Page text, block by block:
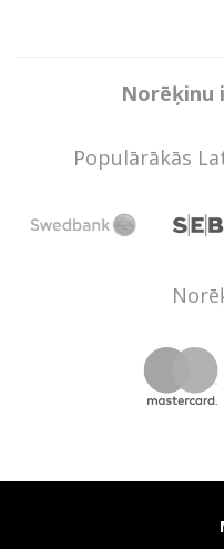
Norēķinu
Populārākās